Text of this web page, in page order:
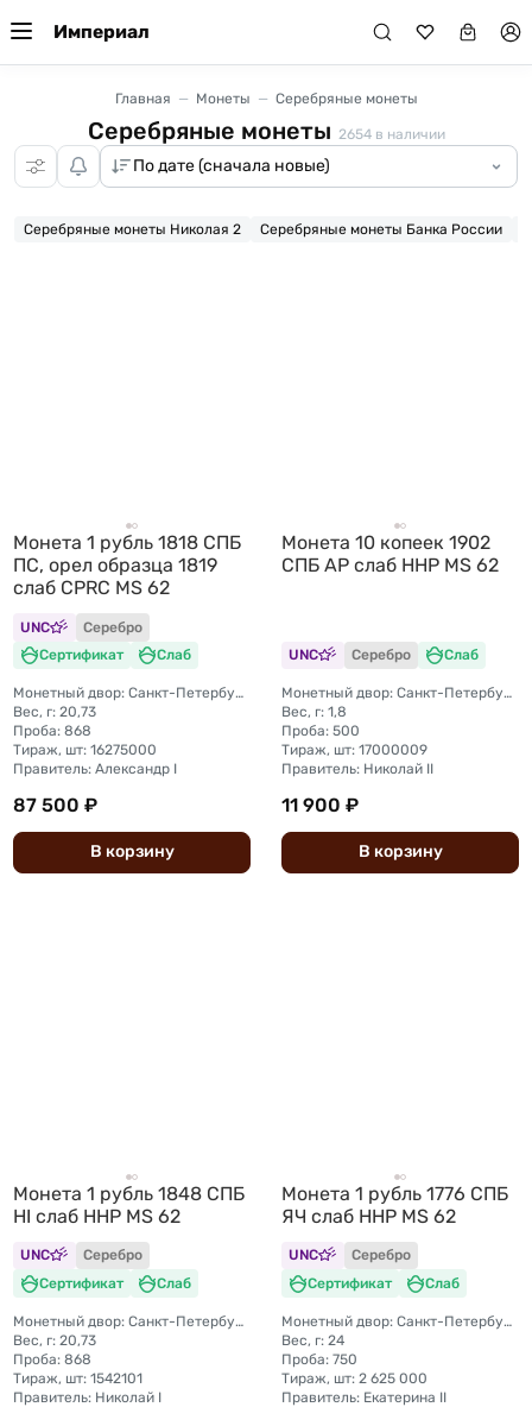
Империал
Главная Монеты Серебряные монеты
Серебряные монеты 2654в наличии
Серебряные монеты Николая 2 Серебряные монеты Банка России
Монета 1 рубль 1818 СПБ
ПС, орел образца 1819
слаб CPRC MS 62
UNC
Серебро
Сертификат
Слаб
Монетный двор: Санкт-Петербургский монетный двор
Вес, г: 20,73
Проба: 868
Тираж, шт: 16275000
Правитель: Александр I
87 500 ₽
В корзину
Монета 10 копеек 1902
СПБ АР слаб ННР MS 62
UNC Серебро Слаб
Монетный двор: Санкт-Петербургский монетный двор
Вес, г: 1,8
Проба: 500
Тираж, шт: 17000009
Правитель: Николай II
11 900 ₽
В корзину
Монета 1 рубль 1848 СПБ
HI слаб ННР MS 62
UNC
Серебро
Сертификат
Слаб
Монетный двор: Санкт-Петербургский монетный двор
Вес, г: 20,73
Проба: 868
Тираж, шт: 1542101
Правитель: Николай I
Монета 1 рубль 1776 СПБ
ЯЧ слаб ННР MS 62
UNC
Серебро
Сертификат
Слаб
Монетный двор: Санкт-Петербургский монетный двор
Вес, г: 24
Проба: 750
Тираж, шт: 2 625 000
Правитель: Екатерина II